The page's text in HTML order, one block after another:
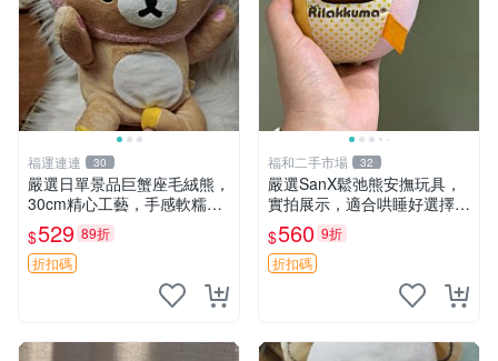
福運連連 30
嚴選日單景品巨蟹座毛絨熊，
30cm精心工藝，手感軟糯推
薦收藏送人 巨蟹座 毛絨玩具
精緻做工
$529 89折
折扣碼
福和二手市場 32
嚴選SanX鬆弛熊安撫玩具，
實拍展示，適合哄睡好選擇
電腦玩具 安撫用品
$560 9折
折扣碼